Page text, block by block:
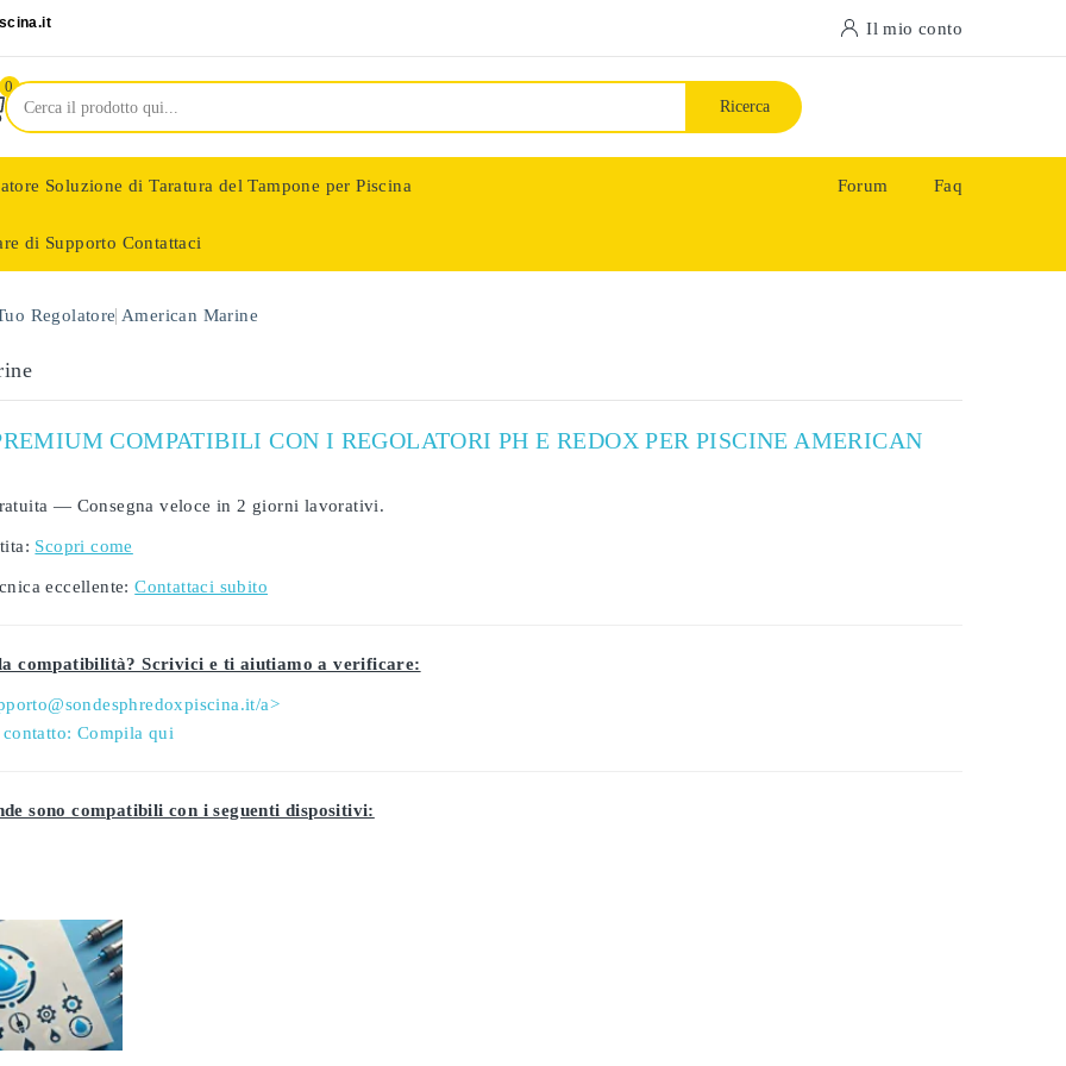
Il mio conto
0
Ricerca
Soluzione di Taratura del Tampone per Piscina
di Supporto Contattaci
Forum Faq
Regolatore American Marine
COMPATIBILI CON I REGOLATORI PH E REDOX PER PISCINE AMERICAN
— Consegna veloce in 2 giorni lavorativi.
Scopri come
eccellente: Contattaci subito
compatibilità? Scrivici e ti aiutiamo a verificare:
a>
Compila qui
sono compatibili con i seguenti dispositivi: